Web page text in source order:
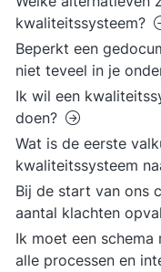
kwaliteitssysteem?
Beperkt een
niet teveel in je
Ik wil een
doen?
Wat is de eerste
kwaliteitssysteem
Bij de start van ons
aantal klachten
Ik moet een schema
alle processen en